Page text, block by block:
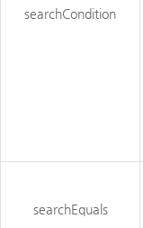
searchCondition
searchEquals